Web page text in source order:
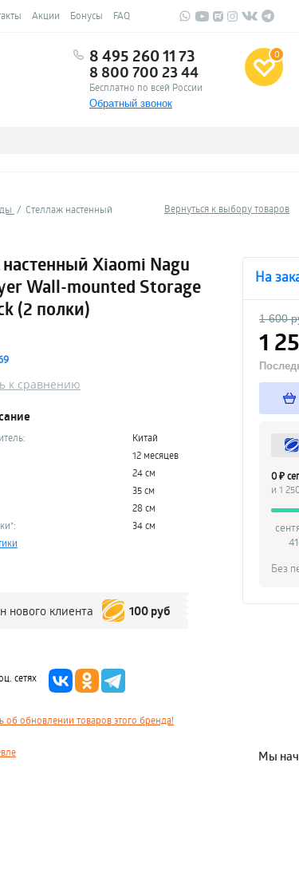
Акции Бонусы FAQ
8 495 260 11 73
8 800 700 23 44
Бесплатно по всей России
Обратный звонок
0
Вернуться к выбору товаров
Стеллаж настенный
Xiaomi Nagu
Wall-mounted Storage
(2 полки)
к сравнению
Китай
12 месяцев
24 см
35 см
28 см
34 см
нового клиента 100 руб
сетях
об обновлении товаров этого бренда!
На
1 600
1
0 ₽
и 1
Без
Мы